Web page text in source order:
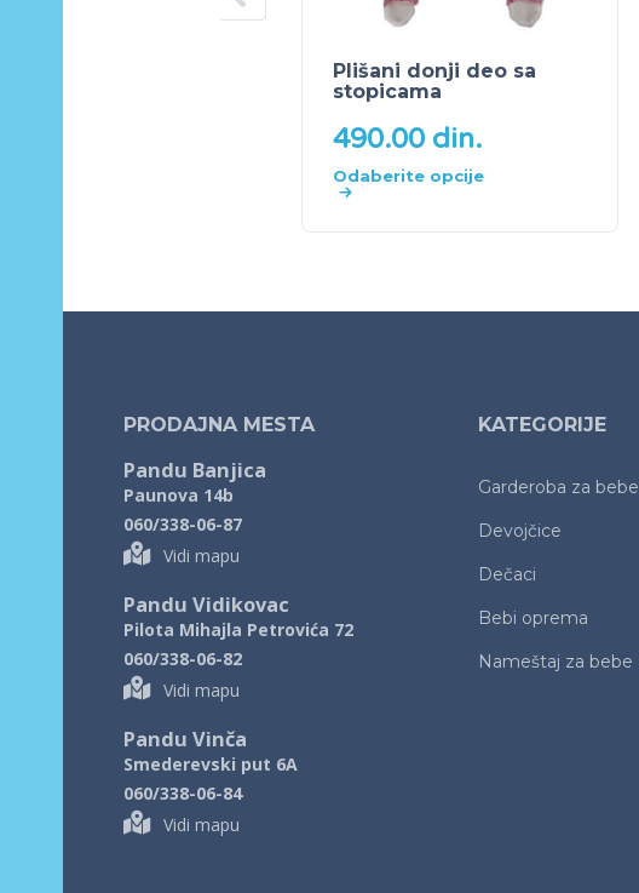
Plišani donji deo sa
stopicama
490.00 din.
Odaberite opcije
PRODAJNA MESTA
Pandu Banjica
Paunova 14b
060/338-06-87
Vidi mapu
Pandu Vidikovac
Pilota Mihajla Petrovića 72
060/338-06-82
Vidi mapu
Pandu Vinča
Smederevski put 6A
060/338-06-84
Vidi mapu
KATEGORIJE
Garderoba za bebe
Devojčice
Dečaci
Bebi oprema
Nameštaj za bebe